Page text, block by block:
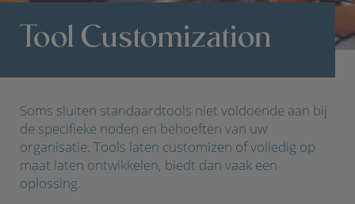
Tool Customization
Soms sluiten standaardtools niet voldoende aan bij
de specifieke noden en behoeften van uw
organisatie. Tools laten customizen of volledig op
maat laten ontwikkelen, biedt dan vaak een
oplossing.